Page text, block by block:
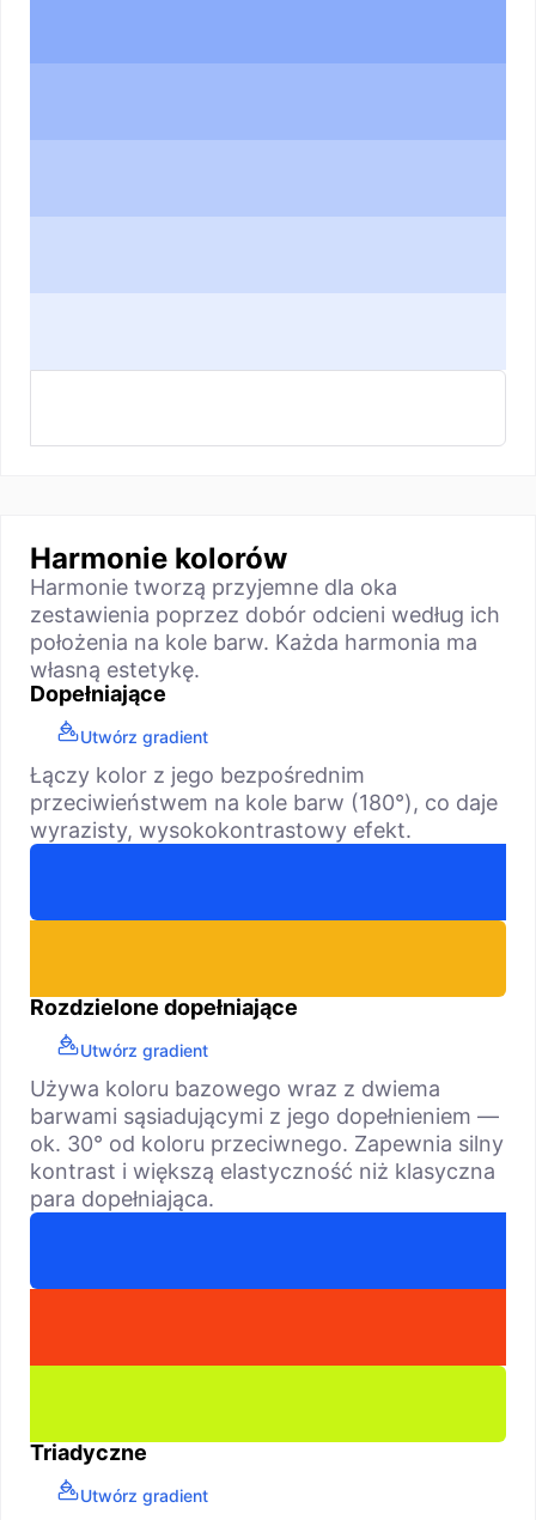
Harmonie kolorów
Harmonie tworzą przyjemne dla oka
zestawienia poprzez dobór odcieni według ich
położenia na kole barw. Każda harmonia ma
własną estetykę.
Dopełniające
Utwórz gradient
Łączy kolor z jego bezpośrednim
przeciwieństwem na kole barw (180°), co daje
wyrazisty, wysokokontrastowy efekt.
Rozdzielone dopełniające
Utwórz gradient
Używa koloru bazowego wraz z dwiema
barwami sąsiadującymi z jego dopełnieniem —
ok. 30° od koloru przeciwnego. Zapewnia silny
kontrast i większą elastyczność niż klasyczna
para dopełniająca.
Triadyczne
Utwórz gradient